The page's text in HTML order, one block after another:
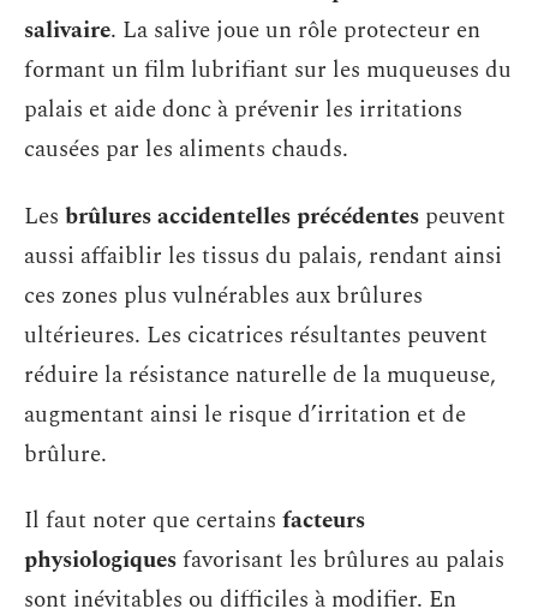
salivaire. La salive joue un rôle protecteur en
formant un film lubrifiant sur les muqueuses du
palais et aide donc à prévenir les irritations
causées par les aliments chauds.
Les brûlures accidentelles précédentes peuvent
aussi affaiblir les tissus du palais, rendant ainsi
ces zones plus vulnérables aux brûlures
ultérieures. Les cicatrices résultantes peuvent
réduire la résistance naturelle de la muqueuse,
augmentant ainsi le risque d’irritation et de
brûlure.
Il faut noter que certains facteurs
physiologiquesfavorisant les brûlures au palais
sont inévitables ou difficiles à modifier. En